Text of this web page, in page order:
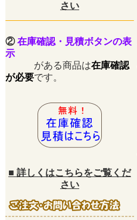
さい
②在庫確認・見積ボタンの表
示
がある商品は在庫確認
が必要です。
■ 詳しくはこちらをご覧くだ
さい